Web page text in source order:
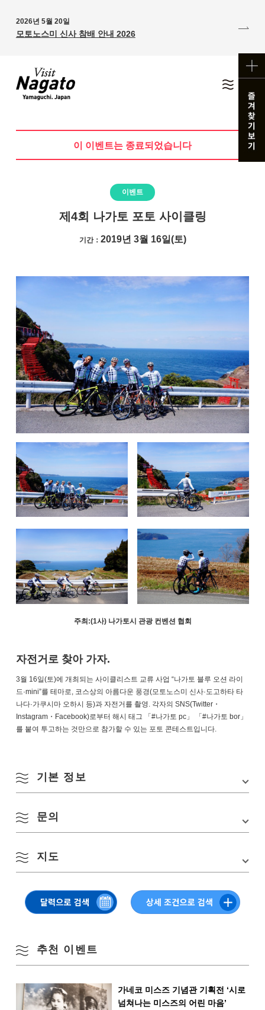
2026년 5월 20일
모토노스미 신사 참배 안내 2026
이 이벤트는 종료되었습니다
이벤트
제4회 나가토 포토 사이클링
기간： 2019년 3월 16일(토)
주최:(1사) 나가토시 관광 컨벤션 협회
자전거로 찾아 가자.
3월 16일(토)에 개최되는 사이클리스트 교류 사업 “나가토 블루 오션 라이
드·mini”를 테마로, 코스상의 아름다운 풍경(모토노스미 신사·도고하타 타
나다·가쿠시마 오하시 등)과 자전거를 촬영. 각자의 SNS(Twitter・
Instagram・Facebook)로부터 해시 태그 「#나가토 pc」 「#나가토 bor」
를 붙여 투고하는 것만으로 참가할 수 있는 포토 콘테스트입니다.
기본 정보
행사장문의
(1사) 나가토시 관광 컨벤션 협회
TEL:0837-27-0074
Email:post@nanavi.jp
지도
Google 지도에서 보기
월 화 수 목 금 토 일
1 2
17 18 19 20 21 22 23
계절별 검색
봄
여름
가을
추천 이벤트
가네코 미스즈 기념관 기획전 ‘시로
넘쳐나는 미스즈의 어린 마음’